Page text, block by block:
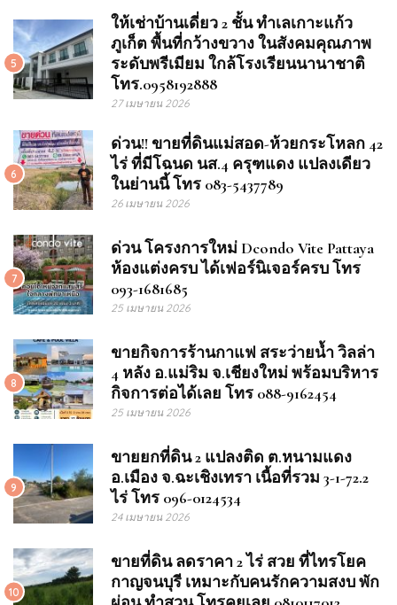
5
ให้เช่าบ้านเดี่ยว 2 ชั้น ทำเลเกาะแก้ว
ภูเก็ต พื้นที่กว้างขวาง ในสังคมคุณภาพ
ระดับพรีเมียม ใกล้โรงเรียนนานาชาติ
โทร.0958192888
27 เมษายน 2026
6
ด่วน!! ขายที่ดินแม่สอด-ห้วยกระโหลก 42
ไร่ ที่มีโฉนด นส.4 ครุฑแดง แปลงเดียว
ในย่านนี้ โทร 083-5437789
26 เมษายน 2026
7
ด่วน โครงการใหม่ Dcondo Vite Pattaya
ห้องแต่งครบ ได้เฟอร์นิเจอร์ครบ โทร
093-1681685
25 เมษายน 2026
8
ขายกิจการร้านกาแฟ สระว่ายน้ำ วิลล่า
4 หลัง อ.แม่ริม จ.เชียงใหม่ พร้อมบริหาร
กิจการต่อได้เลย โทร 088-9162454
25 เมษายน 2026
9
ขายยกที่ดิน 2 แปลงติด ต.หนามแดง
อ.เมือง จ.ฉะเชิงเทรา เนื้อที่รวม 3-1-72.2
ไร่ โทร 096-0124534
24 เมษายน 2026
10
ขายที่ดิน ลดราคา 2 ไร่ สวย ที่ไทรโยค
กาญจนบุรี เหมาะกับคนรักความสงบ พัก